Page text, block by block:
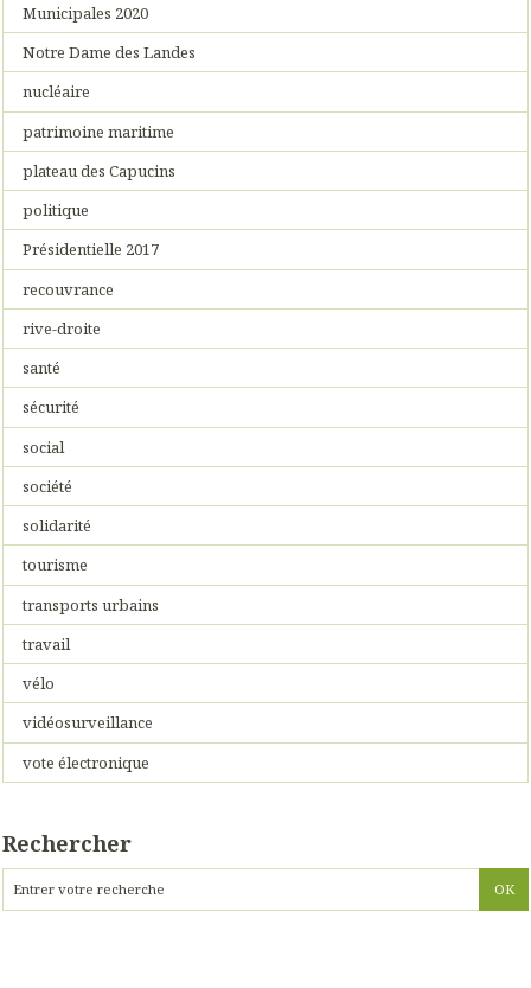
Municipales 2020
Notre Dame des Landes
nucléaire
patrimoine maritime
plateau des Capucins
politique
Présidentielle 2017
recouvrance
rive-droite
santé
sécurité
social
société
solidarité
tourisme
transports urbains
travail
vélo
vidéosurveillance
vote électronique
Rechercher